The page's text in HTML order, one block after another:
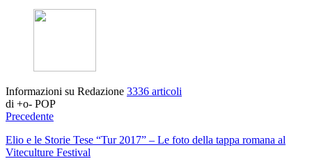
Informazioni su Redazione 3336 articoli
di +o- POP
Precedente
Elio e le Storie Tese “Tur 2017” – Le foto della tappa romana al
Viteculture Festival